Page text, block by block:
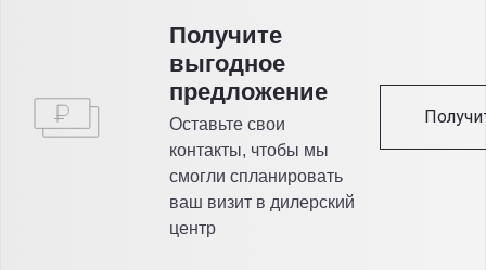
Получитe
выгодное
предложение
Оставьте свои
контакты, чтобы мы
смогли спланировать
ваш визит в дилерский
центр